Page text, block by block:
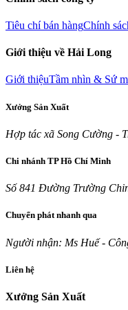
Tiêu chí bán hàngChính
Giới thiệu về Hải Long
Giới thiệuTầm nhìn & Sứ
Xưởng Sản Xuất
Hợp tác xã Song Cường -
Chi nhánh TP Hồ Chí Minh
Số 841 Đường Trường
Chuyển phát nhanh qua
Người nhận: Ms Huế -
Liên hệ
Xưởng Sản Xuất